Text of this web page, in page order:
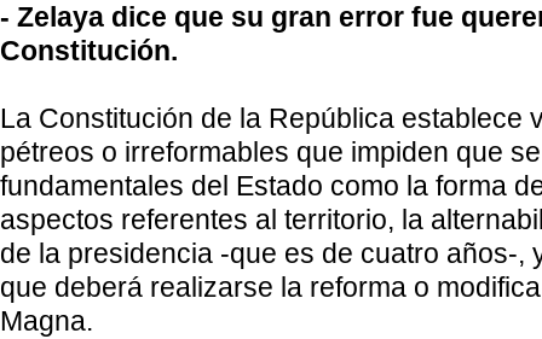
- Zelaya dice que su gran error fue
Constitución.
La Constitución de la República establece
pétreos o irreformables que impiden que
fundamentales del Estado como la forma
aspectos referentes al territorio, la
de la presidencia -que es de cuatro años-,
que deberá realizarse la reforma o
Magna.